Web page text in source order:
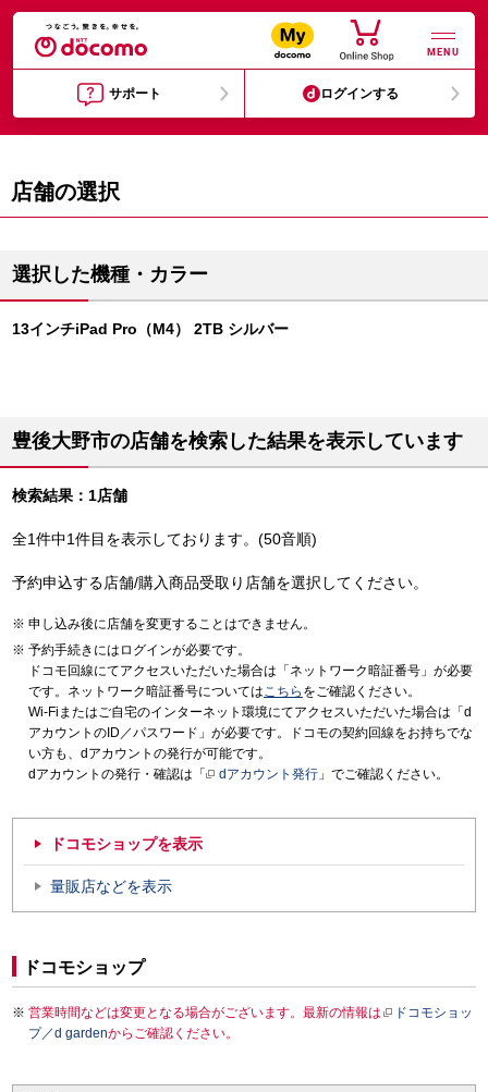
MENU
サポート ログインする
店舗の選択
選択した機種・カラー
13インチiPad Pro（M4） 2TB シルバー
豊後大野市の店舗を検索した結果を表示しています
検索結果：1店舗
全1件中1件目を表示しております。(50音順)
予約申込する店舗/購入商品受取り店舗を選択してください。
申し込み後に店舗を変更することはできません。
予約手続きにはログインが必要です。
ドコモ回線にてアクセスいただいた場合は「ネットワーク暗証番号」が必要
です。ネットワーク暗証番号についてはこちら をご確認ください。
Wi-Fiまたはご自宅のインターネット環境にてアクセスいただいた場合は「d
アカウントのID／パスワード」が必要です。ドコモの契約回線をお持ちでな
い方も、dアカウントの発行が可能です。
dアカウントの発行・確認は「
dアカウント発行 」でご確認ください。
ドコモショップを表示
量販店などを表示
ドコモショップ
営業時間などは変更となる場合がございます。最新の情報は
ドコモショッ
プ／d gardenからご確認ください。